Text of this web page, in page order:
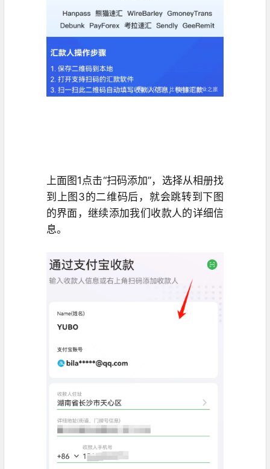
上面 图1点击“扫码添加”，选择从相册找
到上图3的二维码后，就会跳转到下图
的界面，继续添加我们收款人的详细信
息。